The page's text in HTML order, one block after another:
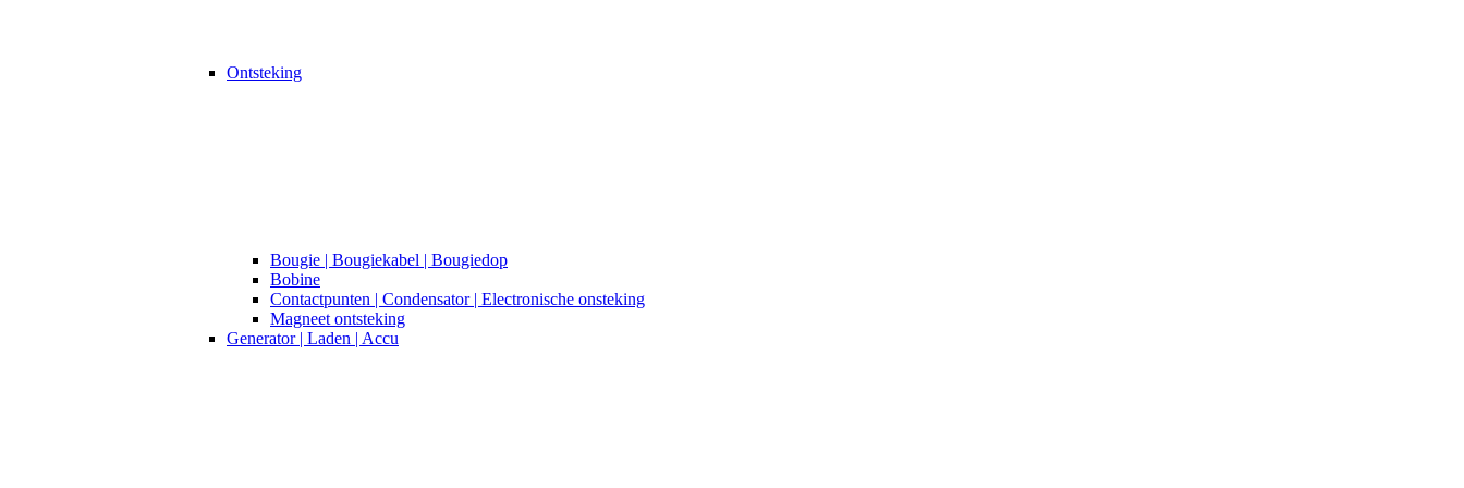
Ontsteking
Bougie | Bougiekabel | Bougiedop
Bobine
Contactpunten | Condensator | Electronische onsteking
Magneet ontsteking
Generator | Laden | Accu